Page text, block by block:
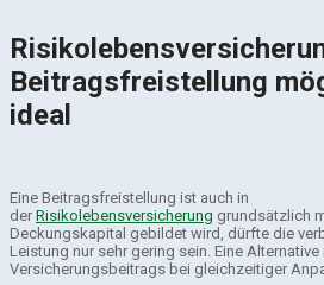
Beitragsfreistellung
ideal
Eine Beitragsfreistellung ist auch in
der Risikolebensversicherung grundsätzlich
Deckungskapital gebildet wird, dürfte die
Leistung nur sehr gering sein. Eine
Versicherungsbeitrags bei gleichzeitiger